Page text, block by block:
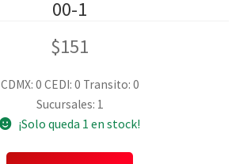
00-1
$151
CDMX: 0 CEDI: 0 Transito: 0
Sucursales: 1
¡Solo queda 1 en stock!